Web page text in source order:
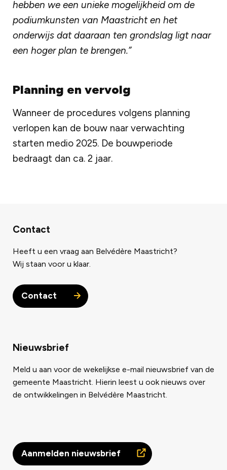
hebben we een unieke mogelijkheid om de
podiumkunsten van Maastricht en het
onderwijs dat daaraan ten grondslag ligt naar
een hoger plan te brengen.”
Planning en vervolg
Wanneer de procedures volgens planning
verlopen kan de bouw naar verwachting
starten medio 2025. De bouwperiode
bedraagt dan ca. 2 jaar.
Contact
Heeft u een vraag aan Belvédère Maastricht?
Wij staan voor u klaar.
Contact
Nieuwsbrief
Meld u aan voor de wekelijkse e-mail nieuwsbrief van de
gemeente Maastricht. Hierin leest u ook nieuws over
de ontwikkelingen in Belvédère Maastricht.
Aanmelden nieuwsbrief